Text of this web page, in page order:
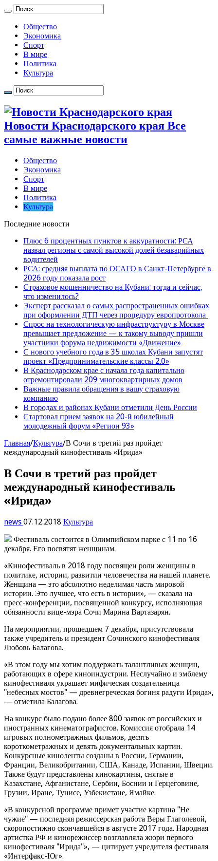
Общество
Экономика
Спорт
В мире
Политика
Культура
Новости Краснодарского края Все
самые важные новости
Общество
Экономика
Спорт
В мире
Политика
Культура
Последние новости
Плюс 6 процентных пунктов к аккуратности: РСА
назвал регионы с самой высокой долей безаварийных
водителей
РСА: средняя выплата по ОСАГО в Санкт-Петербурге в
2026 году показала рост
Страховое мошенничество на Кубани: тогда и сейчас,
что изменилось?
Эксперт рассказал о самых распространенных ошибках
при оформлении ДТП через процедуру европротокола
Спрос на технологическую инфраструктуру в Москве
превышает предложение — к такому выводу пришли
участники форума недвижимости «Движение»
С нового учебного года в 35 школах Кубани запустят
проект «Предпринимательские классы 2.0»
В Краснодарском крае с начала года капитально
отремонтировали 209 многоквартирных домов
Важные правила обращения в вашу страховую
компанию
В городах и районах Кубани отметили День России
Стартовал прием заявок на 20-й юбилейный
молодежный форум «Регион 93»
Главная/Культура/В Сочи в третий раз пройдет
международный кинофестиваль «Ирида»
В Сочи в третий раз пройдет
международный кинофестиваль
«Ирида»
news 07.12.2018 Культура
Фестиваль состоится в Олимпийском парке с 11 по 16
декабря. Его посвятят женщинам.
«Кинофестиваль в 2018 году посвящен роли женщины в
политике, истории, развитии человечества на нашей планете.
Женщина — это абсолютно неделимая часть мировой
истории. Это лучшее, что есть в истории», — сказала на
пресс-конференции, посвященной конкурсу, исполняющая
обязанности вице-мэра Сочи Марина Вартазарян.
На мероприятии, прошедшем 7 декабря, присутствовала
также учредитель и президент Сочинского кинофестиваля
Любовь Балагова.
«В этом году мы хотим поддержать талантливых женщин,
работающих в сфере киноиндустрии. Неслучайно и эмблему
кинофестиваля украшает мифическая создательница
"небесных мостов" — древнегреческая богиня радуги Ирида»,
— отметила Балагова.
На конкурс было подано более 800 заявок от российских и
иностранных кинематографистов. Комиссия отобрала 14
игровых полнометражных фильмов, десять
короткометражных и девять документальных картин.
Конкурсные киноленты созданы в России, Германии,
Франции, Великобритании, США, Канаде, Испании, Швеции.
Также будут представлены кинокартины, снятые в
Казахстане, Афганистане, Сербии, Боснии и Герцеговине,
Грузии, Иране, Тунисе, Узбекистане, Ямайке.
«В конкурсной программе примет участие картина "Не
чужие" — последняя режиссерская работа Веры Глаголевой,
скоропостижно скончавшейся в августе 2017 года. Народная
артистка РФ и кинорежиссер возглавляла жюри первого
кинофестиваля "Ирида"», — цитирует учредителя фестиваля
«Интерфакс-Юг».